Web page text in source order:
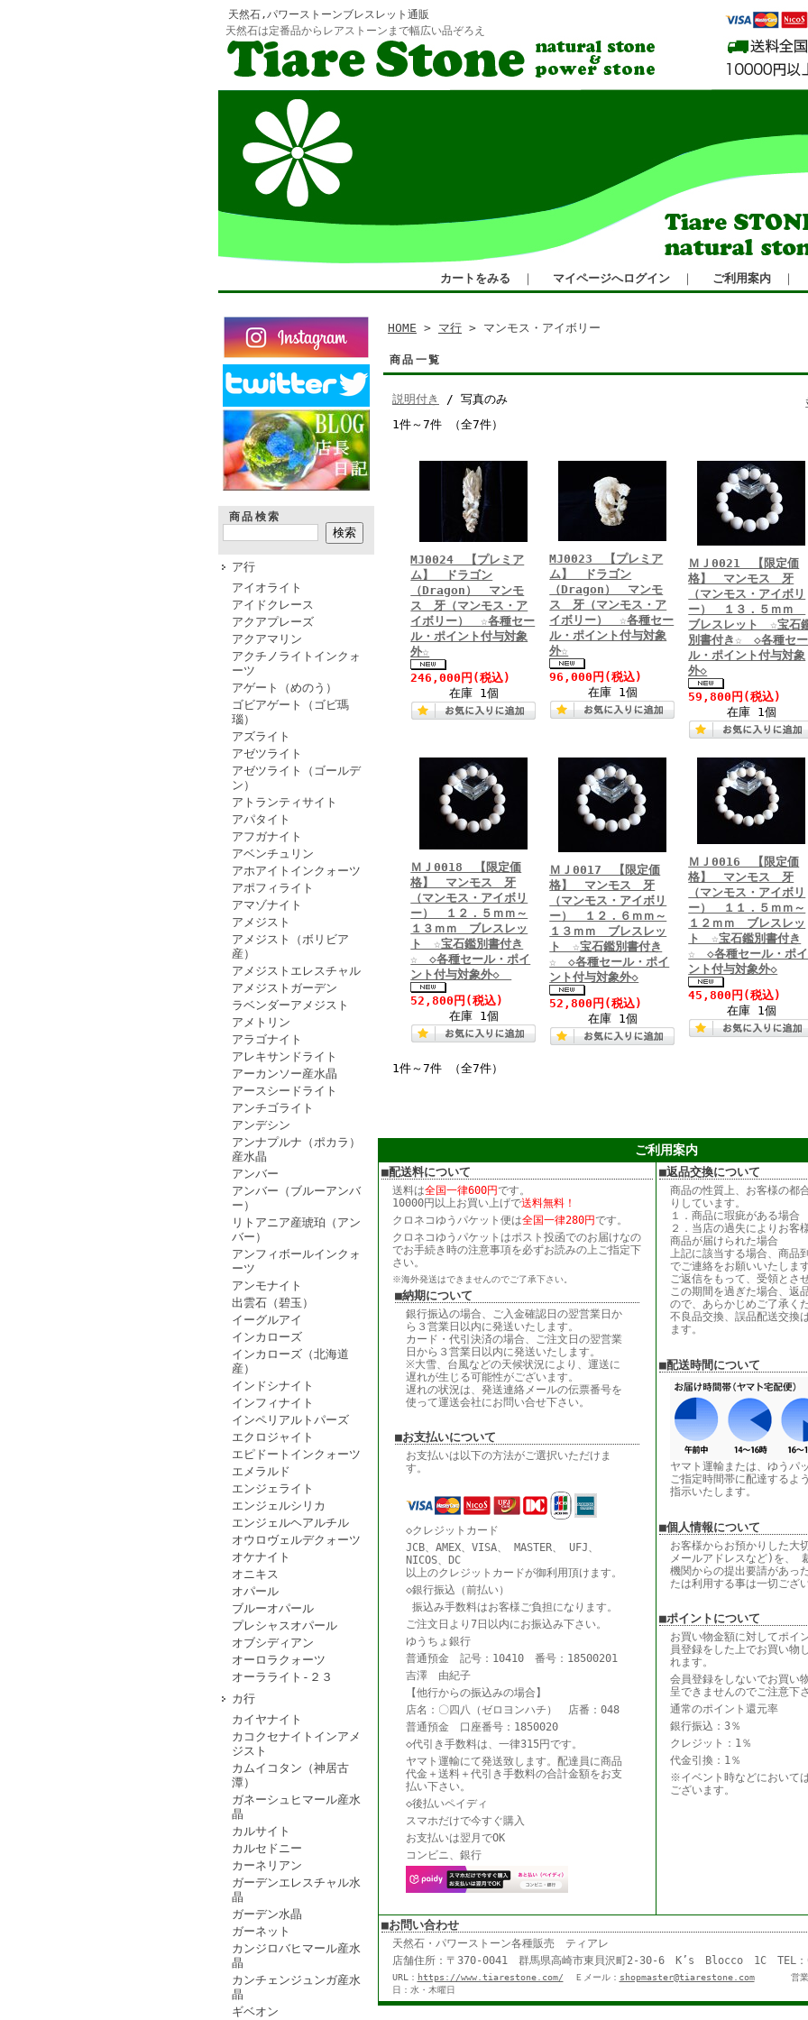
天然石,パワーストーンブレスレット通販
天然石は定番品からレアストーンまで幅広い品ぞろえ
カートをみる ｜ マイページへログイン ｜ ご利用案内 ｜
商品検索
ア行
アイオライト
アイドクレース
アクアプレーズ
アクアマリン
アクチノライトインクォ
ーツ
アゲート（めのう）
ゴビアゲート（ゴビ瑪
瑙）
アズライト
アゼツライト
アゼツライト（ゴールデ
ン）
アトランティサイト
アパタイト
アフガナイト
アベンチュリン
アホアイトインクォーツ
アポフィライト
アマゾナイト
アメジスト
アメジスト（ボリビア
産）
アメジストエレスチャル
アメジストガーデン
ラベンダーアメジスト
アメトリン
アラゴナイト
アレキサンドライト
アーカンソー産水晶
アースシードライト
アンチゴライト
アンデシン
アンナプルナ（ポカラ）
産水晶
アンバー
アンバー（ブルーアンバ
ー）
リトアニア産琥珀（アン
バー）
アンフィボールインクォ
ーツ
アンモナイト
出雲石（碧玉）
イーグルアイ
インカローズ
インカローズ（北海道
産）
インドシナイト
インフィナイト
インペリアルトパーズ
エクロジャイト
エピドートインクォーツ
エメラルド
エンジェライト
エンジェルシリカ
エンジェルヘアルチル
オウロヴェルデクォーツ
オケナイト
オニキス
オパール
ブルーオパール
プレシャスオパール
オブシディアン
オーロラクォーツ
オーラライト-２３
カ行
カイヤナイト
カコクセナイトインアメ
ジスト
カムイコタン（神居古
潭）
ガネーシュヒマール産水
晶
カルサイト
カルセドニー
カーネリアン
ガーデンエレスチャル水
晶
ガーデン水晶
ガーネット
カンジロバヒマール産水
晶
カンチェンジュンガ産水
晶
ギベオン
HOME > マ行 > マンモス・アイボリー
商品一覧
説明付き
/ 写真のみ
1件～7件 （全7件）
MJ0024 【プレミア
ム】 ドラゴン
（Dragon） マンモ
ス 牙（マンモス・ア
イボリー） ☆各種セー
ル・ポイント付与対象
外☆
246,000円 (税込)
在庫 1個
MJ0023 【プレミア
ム】 ドラゴン
（Dragon） マンモ
ス 牙（マンモス・ア
イボリー） ☆各種セー
ル・ポイント付与対象
外☆
96,000円 (税込)
在庫 1個
ＭＪ0021 【限定価
格】 マンモス 牙
（マンモス・アイボリ
ー） １３．５ｍｍ
ブレスレット ☆宝石
別書付き☆ ◇各種セー
ル・ポイント付与対象
外◇
59,800円 (税込)
在庫 1個
ＭＪ0018 【限定価
格】 マンモス 牙
（マンモス・アイボリ
ー） １２．５ｍｍ～
１３ｍｍ ブレスレッ
ト ☆宝石鑑別書付き
☆ ◇各種セール・ポイ
ント付与対象外◇
52,800円 (税込)
在庫 1個
ＭＪ0017 【限定価
格】 マンモス 牙
（マンモス・アイボリ
ー） １２．６ｍｍ～
１３ｍｍ ブレスレッ
ト ☆宝石鑑別書付き
☆ ◇各種セール・ポイ
ント付与対象外◇
52,800円 (税込)
在庫 1個
ＭＪ0016 【限定価
格】 マンモス 牙
（マンモス・アイボリ
ー） １１．５ｍｍ～
１２ｍｍ ブレスレッ
ト ☆宝石鑑別書付き
☆ ◇各種セール・ポイ
ント付与対象外◇
45,800円 (税込)
在庫 1個
1件～7件 （全7件）
ご利用案内
■配送料について
送料は全国一律600円です。
10000円以上お買い上げで送料無料！
クロネコゆうパケット便は全国一律280円です。
クロネコゆうパケットはポスト投函でのお届けなの
でお手続き時の注意事項を必ずお読みの上ご指定下
さい。
※海外発送はできませんのでご了承下さい。
■納期について
銀行振込の場合、ご入金確認日の翌営業日か
ら３営業日以内に発送いたします。
カード・代引決済の場合、ご注文日の翌営業
日から３営業日以内に発送いたします。
※大雪、台風などの天候状況により、運送に
遅れが生じる可能性がございます。
遅れの状況は、発送連絡メールの伝票番号を
使って運送会社にお問い合せ下さい。
■お支払いについて
お支払いは以下の方法がご選択いただけま
す。
◇クレジットカード
JCB、AMEX、VISA、 MASTER、 UFJ、
NICOS、DC
以上のクレジットカードが御利用頂けます。
◇銀行振込（前払い）
振込み手数料はお客様ご負担になります。
ご注文日より7日以内にお振込み下さい。
ゆうちょ銀行
普通預金 記号：10410 番号：18500201
吉澤 由紀子
【他行からの振込みの場合】
店名：〇四八（ゼロヨンハチ） 店番：048
普通預金 口座番号：1850020
◇代引き手数料は、一律315円です。
ヤマト運輸にて発送致します。配達員に商品
代金＋送料＋代引き手数料の合計金額をお支
払い下さい。
◇後払いペイディ
スマホだけで今すぐ購入
お支払いは翌月でOK
コンビニ、銀行
■返品交換について
商品の性質上、お客様の都
りしています。
１．商品に瑕疵がある場合
２．当店の過失によりお客
商品が届けられた場合
上記に該当する場合、商品
でご連絡をお願いいたしま
ご返信をもって、受領とさ
この期間を過ぎた場合、返
ので、あらかじめご了承く
不良品交換、誤品配送交換
ます。
■配送時間について
ヤマト運輸または、ゆうパ
ご指定時間帯に配達するよ
指示いたします。
■個人情報について
お客様からお預かりした大
メールアドレスなど)を、
機関からの提出要請があっ
たは利用する事は一切ござ
■ポイントについて
お買い物金額に対してポイ
員登録をした上でお買い物
れます。
会員登録をしないでお買い
呈できませんのでご注意下
通常のポイント還元率
銀行振込：3％
クレジット：1％
代金引換：1％
※イベント時などにおいて
ございます。
■お問い合わせ
天然石・パワーストーン各種販売 ティアレ
店舗住所：〒370-0041 群馬県高崎市東貝沢町2-30-6 K’s Blocco 1C
URL： https://www.tiarestone.com/ Ｅメール： shopmaster@tiarestone.com
営
日：水・木曜日